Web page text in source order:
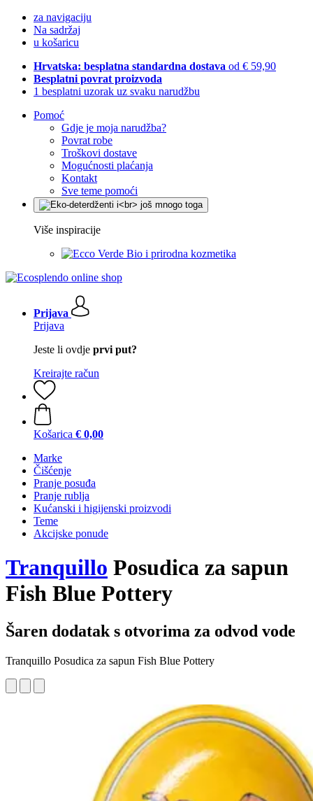
za navigaciju
Na sadržaj
u košaricu
Hrvatska: besplatna standardna dostava od € 59,90
Besplatni povrat proizvoda
1 besplatni uzorak uz svaku narudžbu
Pomoć
Gdje je moja narudžba?
Povrat robe
Troškovi dostave
Mogućnosti plaćanja
Kontakt
Sve teme pomoći
Više inspiracije
Bio i prirodna kozmetika
Prijava
Prijava
Jeste li ovdje prvi put?
Kreirajte račun
Košarica € 0,00
Marke
Čišćenje
Pranje posuđa
Pranje rublja
Kućanski i higijenski proizvodi
Teme
Akcijske ponude
Tranquillo Posudica za sapun
Fish Blue Pottery
Šaren dodatak s otvorima za odvod vode
Tranquillo Posudica za sapun Fish Blue Pottery